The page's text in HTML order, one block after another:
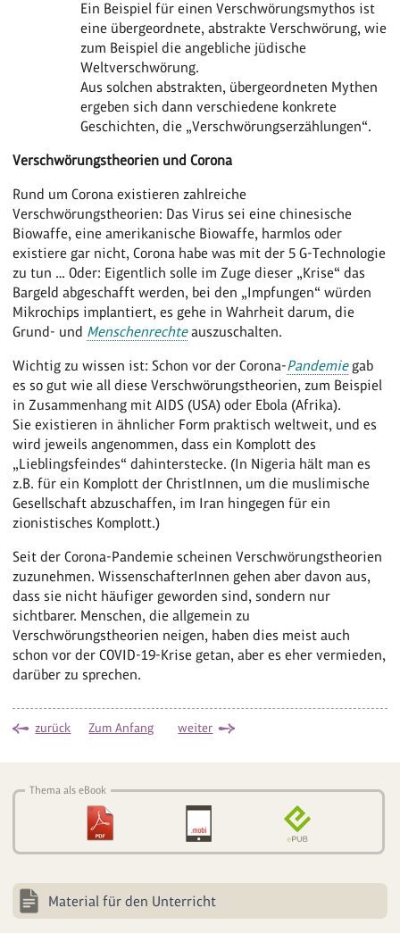
Ein Beispiel für einen Verschwörungsmythos ist
eine übergeordnete, abstrakte Verschwörung, wie
zum Beispiel die angebliche jüdische
Weltverschwörung.
Aus solchen abstrakten, übergeordneten Mythen
ergeben sich dann verschiedene konkrete
Geschichten, die „Verschwörungserzählungen“.
Verschwörungstheorien und Corona
Rund um Corona existieren zahlreiche
Verschwörungstheorien: Das Virus sei eine chinesische
Biowaffe, eine amerikanische Biowaffe, harmlos oder
existiere gar nicht, Corona habe was mit der 5 G-Technologie
zu tun … Oder: Eigentlich solle im Zuge dieser „Krise“ das
Bargeld abgeschafft werden, bei den „Impfungen“ würden
Mikrochips implantiert, es gehe in Wahrheit darum, die
Grund- und Menschenrechteauszuschalten.
Wichtig zu wissen ist: Schon vor der Corona-Pandemiegab
es so gut wie all diese Verschwörungstheorien, zum Beispiel
in Zusammenhang mit AIDS (USA) oder Ebola (Afrika).
Sie existieren in ähnlicher Form praktisch weltweit, und es
wird jeweils angenommen, dass ein Komplott des
„Lieblingsfeindes“ dahinterstecke. (In Nigeria hält man es
z.B. für ein Komplott der ChristInnen, um die muslimische
Gesellschaft abzuschaffen, im Iran hingegen für ein
zionistisches Komplott.)
Seit der Corona-Pandemie scheinen Verschwörungstheorien
zuzunehmen. WissenschafterInnen gehen aber davon aus,
dass sie nicht häufiger geworden sind, sondern nur
sichtbarer. Menschen, die allgemein zu
Verschwörungstheorien neigen, haben dies meist auch
schon vor der COVID-19-Krise getan, aber es eher vermieden,
darüber zu sprechen.
zurück Zum Anfang weiter
Thema als eBook
Material für den Unterricht